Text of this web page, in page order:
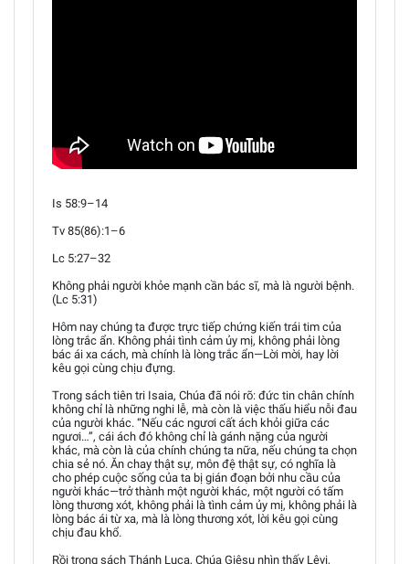
Is 58:9–14
Tv 85(86):1–6
Lc 5:27–32
Không phải người khỏe mạnh cần bác sĩ, mà là người bệnh.
(Lc 5:31)
Hôm nay chúng ta được trực tiếp chứng kiến trái tim của
lòng trắc ẩn. Không phải tình cảm ủy mị, không phải lòng
bác ái xa cách, mà chính là lòng trắc ẩn—Lời mời, hay lời
kêu gọi cùng chịu đựng.
Trong sách tiên tri Isaia, Chúa đã nói rõ: đức tin chân chính
không chỉ là những nghi lễ, mà còn là việc thấu hiểu nỗi đau
của người khác. “Nếu các ngươi cất ách khỏi giữa các
ngươi…”, cái ách đó không chỉ là gánh nặng của người
khác, mà còn là của chính chúng ta nữa, nếu chúng ta chọn
chia sẻ nó. Ăn chay thật sự, môn đệ thật sự, có nghĩa là
cho phép cuộc sống của ta bị gián đoạn bởi nhu cầu của
người khác—trở thành một người khác, một người có tấm
lòng thương xót, không phải là tình cảm ủy mị, không phải là
lòng bác ái từ xa, mà là lòng thương xót, lời kêu gọi cùng
chịu đau khổ.
Rồi trong sách Thánh Luca, Chúa Giêsu nhìn thấy Lêvi,